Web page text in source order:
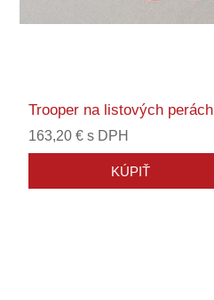
Trooper na listových perách
163,20 € s DPH